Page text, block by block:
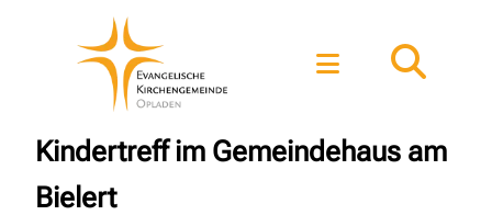
Kindertreff im Gemeindehaus am
Bielert